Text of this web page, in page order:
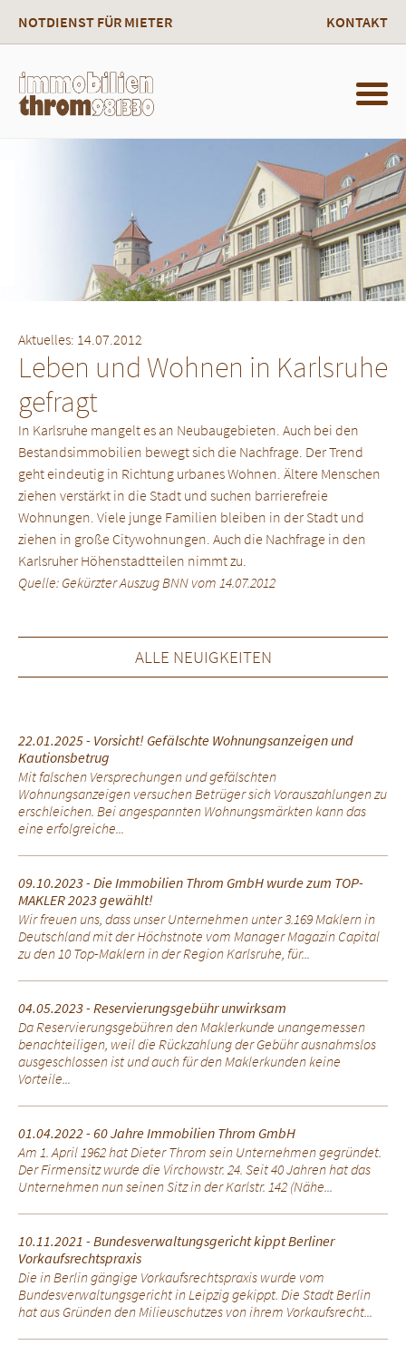
NOTDIENST FÜR MIETER KONTAKT
Aktuelles: 14.07.2012
Leben und Wohnen in Karlsruhe
gefragt
In Karlsruhe mangelt es an Neubaugebieten. Auch bei den
Bestandsimmobilien bewegt sich die Nachfrage. Der Trend
geht eindeutig in Richtung urbanes Wohnen. Ältere Menschen
ziehen verstärkt in die Stadt und suchen barrierefreie
Wohnungen. Viele junge Familien bleiben in der Stadt und
ziehen in große Citywohnungen. Auch die Nachfrage in den
Karlsruher Höhenstadtteilen nimmt zu.
Quelle: Gekürzter Auszug BNN vom 14.07.2012
ALLE NEUIGKEITEN
22.01.2025 - Vorsicht! Gefälschte Wohnungsanzeigen und
Kautionsbetrug
Mit falschen Versprechungen und gefälschten
Wohnungsanzeigen versuchen Betrüger sich Vorauszahlungen zu
erschleichen. Bei angespannten Wohnungsmärkten kann das
eine erfolgreiche...
09.10.2023 - Die Immobilien Throm GmbH wurde zum TOP-
MAKLER 2023 gewählt!
Wir freuen uns, dass unser Unternehmen unter 3.169 Maklern in
Deutschland mit der Höchstnote vom Manager Magazin Capital
zu den 10 Top-Maklern in der Region Karlsruhe, für...
04.05.2023 - Reservierungsgebühr unwirksam
Da Reservierungsgebühren den Maklerkunde unangemessen
benachteiligen, weil die Rückzahlung der Gebühr ausnahmslos
ausgeschlossen ist und auch für den Maklerkunden keine
Vorteile...
01.04.2022 - 60 Jahre Immobilien Throm GmbH
Am 1. April 1962 hat Dieter Throm sein Unternehmen gegründet.
Der Firmensitz wurde die Virchowstr. 24. Seit 40 Jahren hat das
Unternehmen nun seinen Sitz in der Karlstr. 142 (Nähe...
10.11.2021 - Bundesverwaltungsgericht kippt Berliner
Vorkaufsrechtspraxis
Die in Berlin gängige Vorkaufsrechtspraxis wurde vom
Bundesverwaltungsgericht in Leipzig gekippt. Die Stadt Berlin
hat aus Gründen den Milieuschutzes von ihrem Vorkaufsrecht...